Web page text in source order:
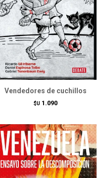
Vendedores de cuchillos
$U 1.090